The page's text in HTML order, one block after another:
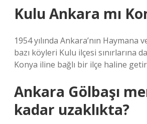
Kulu Ankara mı
1954 yılında Ankara’nın Haymana
bazı köyleri Kulu ilçesi sınırlarına
Konya iline bağlı bir ilçe haline
Ankara Gölbaşı
kadar uzaklıkta?